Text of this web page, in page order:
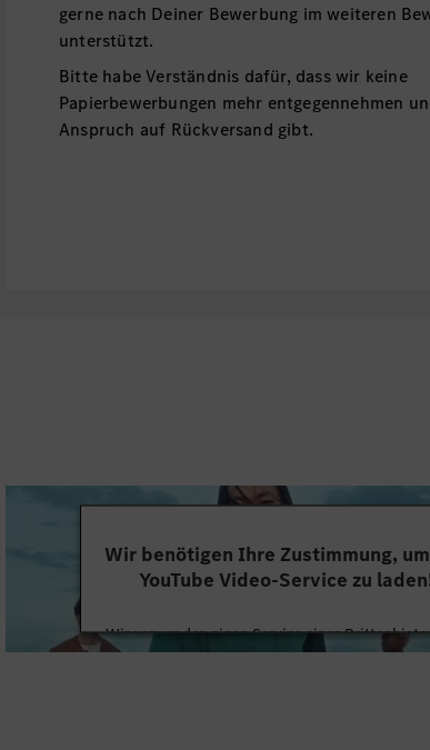
gerne nach Deiner Bewerbung im weiteren
unterstützt.
Bitte habe Verständnis dafür, dass wir keine
Papierbewerbungen mehr entgegennehmen
Anspruch auf Rückversand gibt.
Wir benötigen Ihre Zustimmung,
YouTube Video-Service zu
Wir verwenden einen Service eines
Videoinhalte einzubetten. Dieser Service kann